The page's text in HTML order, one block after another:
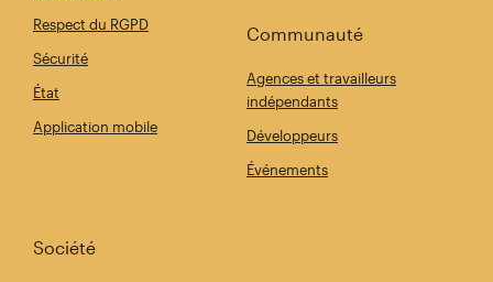
Respect du RGPD
Sécurité
État
Application mobile
Communauté
Agences et travailleurs
indépendants
Développeurs
Événements
Société